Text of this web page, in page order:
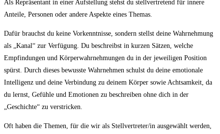
Als Repräsentant in einer Aufstellung stehst du stellvertretend für innere
Anteile, Personen oder andere Aspekte eines Themas.
Dafür brauchst du keine Vorkenntnisse, sondern stellst deine Wahrnehmung
als „Kanal“ zur Verfügung. Du beschreibst in kurzen Sätzen, welche
Empfindungen und Körperwahrnehmungen du in der jeweiligen Position
spürst. Durch dieses bewusste Wahrnehmen schulst du deine emotionale
Intelligenz und deine Verbindung zu deinem Körper sowie Achtsamkeit, da
du lernst, Gefühle und Emotionen zu beschreiben ohne dich in der
„Geschichte“ zu verstricken.
Oft haben die Themen, für die wir als Stellvertreter/in ausgewählt werden,